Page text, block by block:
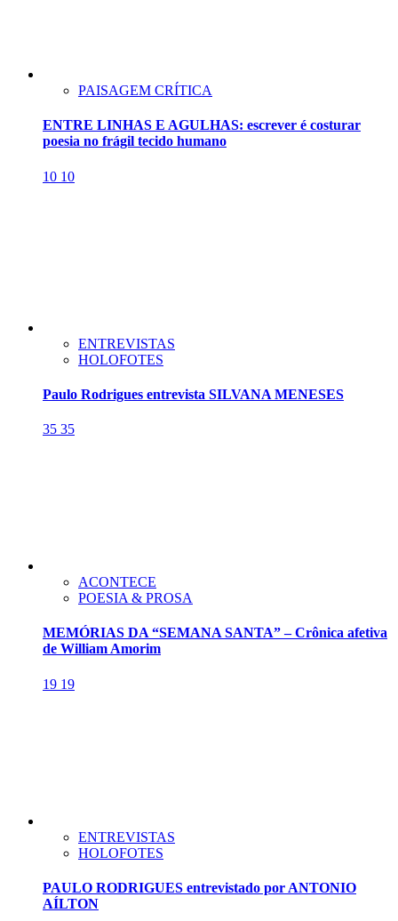
PAISAGEM CRÍTICA
ENTRE LINHAS E AGULHAS: escrever é costurar
poesia no frágil tecido humano
10 10
ENTREVISTAS
HOLOFOTES
Paulo Rodrigues entrevista SILVANA MENESES
35 35
ACONTECE
POESIA & PROSA
MEMÓRIAS DA “SEMANA SANTA” – Crônica afetiva
de William Amorim
19 19
ENTREVISTAS
HOLOFOTES
PAULO RODRIGUES entrevistado por ANTONIO
AÍLTON